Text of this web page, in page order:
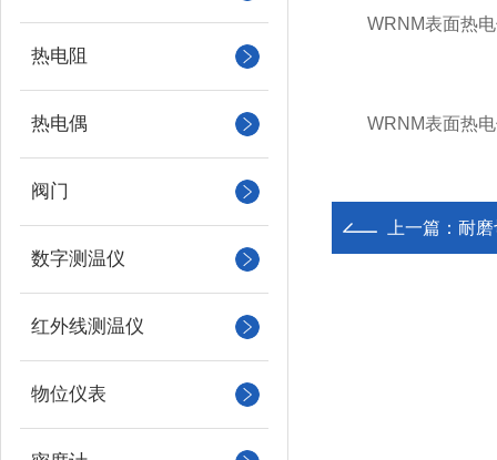
热电阻
热电偶
阀门
数字测温仪
红外线测温仪
物位仪表
WRNM表面热电
WRNM表面热电
上一篇： 耐